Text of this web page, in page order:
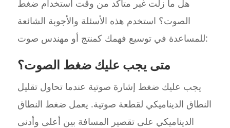
هل ما زلت غير متأكد من وقت استخدام ضغط
الصوت؟ استخدم هذه الأسئلة والأجوبة الشائعة
للمساعدة في توسيع فهمك كمنتج أو مهندس صوت:
متى يجب عليك ضغط الصوت؟
يجب عليك ضغط إشارة صوتية عندما تحاول تقليل
النطاق الديناميكي لقطعة صوتية. يعمل ضغط النطاق
الديناميكي على تقصير المسافة بين أعلى وأدنى